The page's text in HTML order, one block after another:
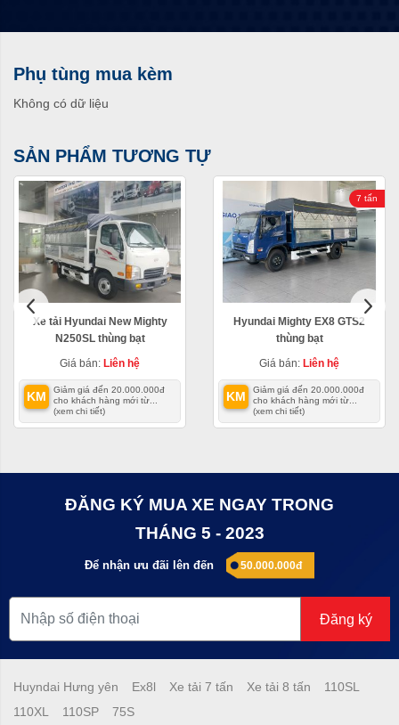
Phụ tùng mua kèm
Không có dữ liệu
SẢN PHẨM TƯƠNG TỰ
Xe tải Hyundai New Mighty
N250SL thùng bạt
Giá bán: Liên hệ
KM
Giảm giá đến 20.000.000đ
cho khách hàng mới từ...
(xem chi tiết)
7 tấn
Hyundai Mighty EX8 GTS2
thùng bạt
Giá bán: Liên hệ
KM
Giảm giá đến 20.000.000đ
cho khách hàng mới từ...
(xem chi tiết)
ĐĂNG KÝ MUA XE NGAY TRONG
THÁNG 5 - 2023
Để nhận ưu đãi lên đến 50.000.000đ
Đăng ký
Huyndai Hưng yên Ex8l Xe tải 7 tấn Xe tải 8 tấn
110SL
110XL
110SP 75S